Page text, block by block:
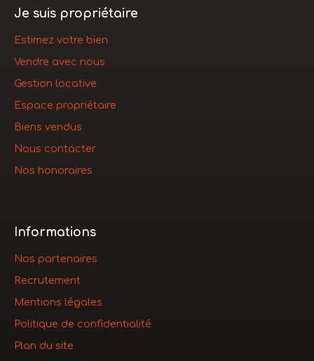
Je suis propriétaire
Estimez votre bien
Vendre avec nous
Gestion locative
Espace propriétaire
Biens vendus
Nous contacter
Nos honoraires
Informations
Nos partenaires
Recrutement
Mentions légales
Politique de confidentialité
Plan du site